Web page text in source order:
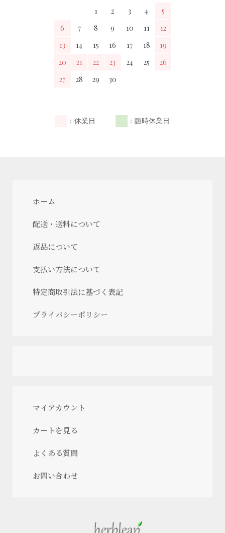
1
2 3 4
5
6
7 8 9 10 11
12
13
14 15 16 17 18
19
20
21 22 23 24 25
26
27
28 29 30
：休業日 ：臨時休業日
ホーム
配送・送料について
返品について
支払い方法について
特定商取引法に基づく表記
プライバシーポリシー
マイアカウント
カートを見る
よくある質問
お問い合わせ